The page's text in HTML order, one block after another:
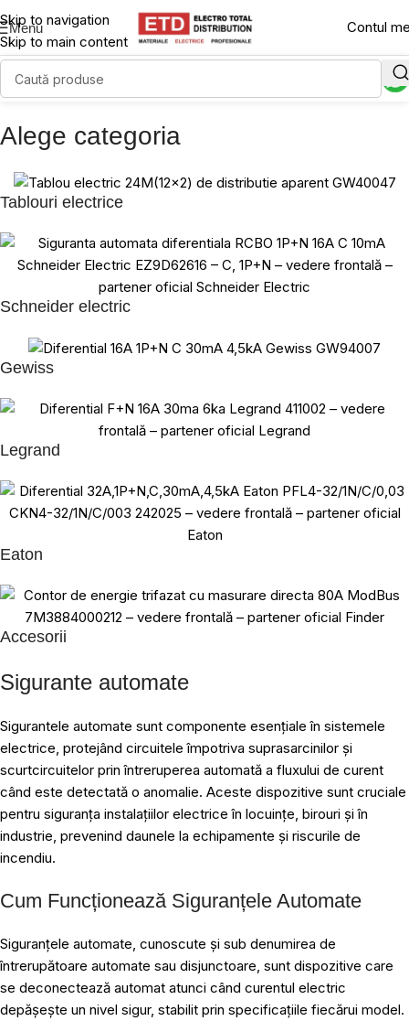
Skip to navigation
Skip to main content
Menu Contul
Alege categoria
Tablouri electrice
Schneider electric
Gewiss
Legrand
Eaton
Accesorii
Sigurante automate
Sigurantele automate sunt componente esențiale în sistemele
electrice, protejând circuitele împotriva suprasarcinilor și
scurtcircuitelor prin întreruperea automată a fluxului de curent
când este detectată o anomalie. Aceste dispozitive sunt cruciale
pentru siguranța instalațiilor electrice în locuințe, birouri și în
industrie, prevenind daunele la echipamente și riscurile de
incendiu.
Cum Funcționează Siguranțele Automate
Siguranțele automate, cunoscute și sub denumirea de
întrerupătoare automate sau disjunctoare, sunt dispozitive care
se deconectează automat atunci când curentul electric
depășește un nivel sigur, stabilit prin specificațiile fiecărui model.